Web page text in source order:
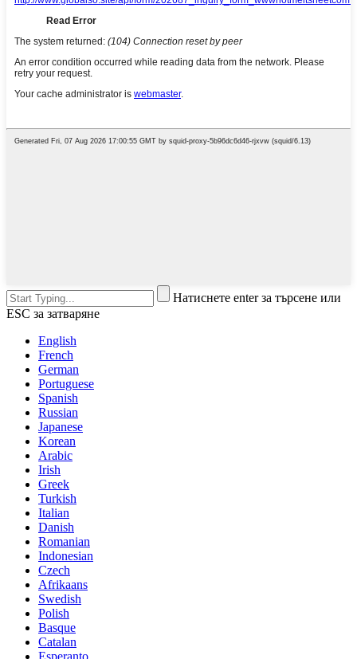
Натиснете enter за търсене или
ESC за затваряне
English
French
German
Portuguese
Spanish
Russian
Japanese
Korean
Arabic
Irish
Greek
Turkish
Italian
Danish
Romanian
Indonesian
Czech
Afrikaans
Swedish
Polish
Basque
Catalan